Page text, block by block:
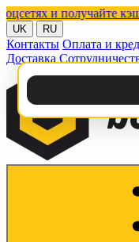
и получайте кэшбэк!
UK RU
Контакты Оплата и
Доставка